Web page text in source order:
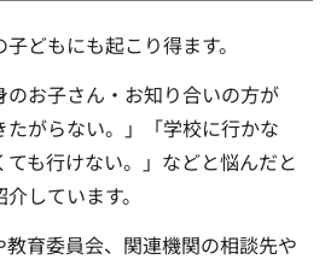
どもにも起こり得ます。
のお子さん・お知り合いの方が
たがらない。」「学校に行かな
も行けない。」などと悩んだと
しています。
育委員会、関連機関の相談先や